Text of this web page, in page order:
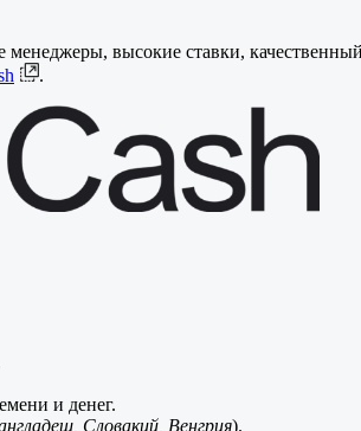
высокие ставки,
.
и денег.
Словакий, Венгрия).